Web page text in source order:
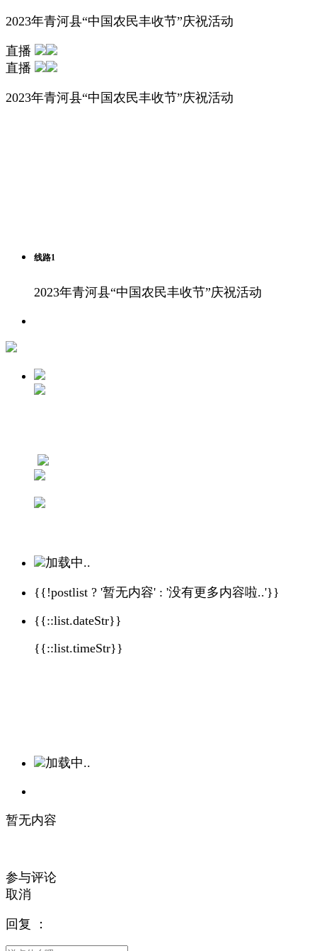
2023年青河县“中国农民丰收节”庆祝活动
直播
直播
2023年青河县“中国农民丰收节”庆祝活动
线路1
2023年青河县“中国农民丰收节”庆祝活动
加载中..
{{!postlist ? '暂无内容' : '没有更多内容啦..'}}
{{::list.dateStr}}
{{::list.timeStr}}
加载中..
暂无内容
参与评论
取消
回复 ：